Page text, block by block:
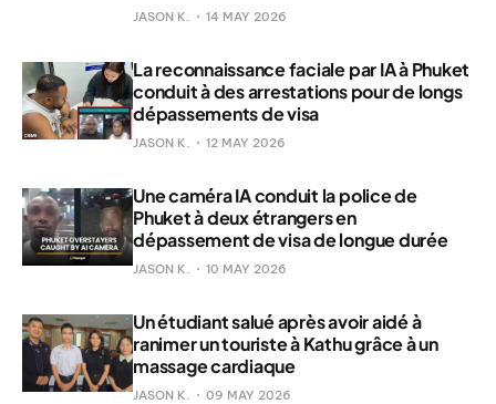
JASON K. 14 MAY 2026
La reconnaissance faciale par IA à Phuket
conduit à des arrestations pour de longs
dépassements de visa
JASON K. 12 MAY 2026
Une caméra IA conduit la police de
Phuket à deux étrangers en
dépassement de visa de longue durée
JASON K. 10 MAY 2026
Un étudiant salué après avoir aidé à
ranimer un touriste à Kathu grâce à un
massage cardiaque
JASON K. 09 MAY 2026